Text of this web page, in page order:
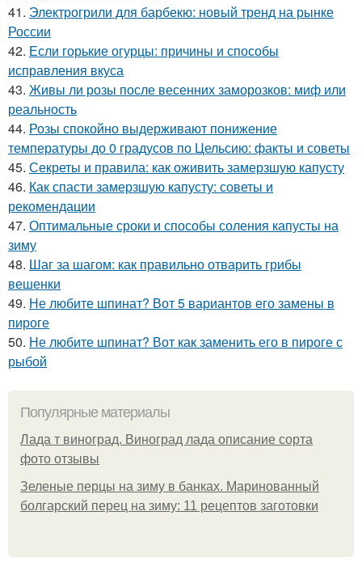
41. Электрогрили для барбекю: новый тренд на рынке
России
42. Если горькие огурцы: причины и способы
исправления вкуса
43. Живы ли розы после весенних заморозков: миф или
реальность
44. Розы спокойно выдерживают понижение
температуры до 0 градусов по Цельсию: факты и советы
45. Секреты и правила: как оживить замерзшую капусту
46. Как спасти замерзшую капусту: советы и
рекомендации
47. Оптимальные сроки и способы соления капусты на
зиму
48. Шаг за шагом: как правильно отварить грибы
вешенки
49. Не любите шпинат? Вот 5 вариантов его замены в
пироге
50. Не любите шпинат? Вот как заменить его в пироге с
рыбой
Популярные материалы
Лада т виноград. Виноград лада описание сорта
фото отзывы
Зеленые перцы на зиму в банках. Маринованный
болгарский перец на зиму: 11 рецептов заготовки